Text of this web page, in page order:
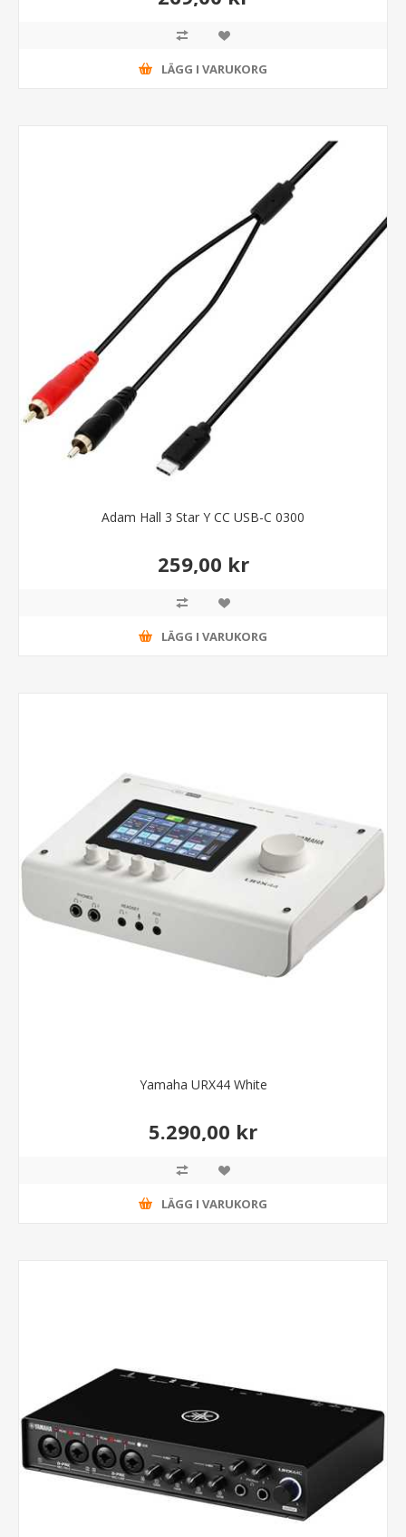
LÄGG I VARUKORG
Adam Hall 3 Star Y CC USB-C 0300
259,00 kr
LÄGG I VARUKORG
Yamaha URX44 White
5.290,00 kr
LÄGG I VARUKORG